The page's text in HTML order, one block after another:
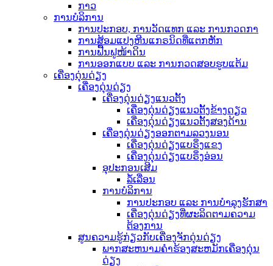
ກາວ
ການບໍລິການ
ການປະກອບ, ການວັດແທກ ແລະ ການກວດກາ
ການສ້ອມແປງຫີນແກຣນິດທີ່ແຕກຫັກ
ການຟື້ນຟູໜ້າດິນ
ການອອກແບບ ແລະ ການກວດສອບຮູບແຕ້ມ
ເຄື່ອງດຸ່ນດ່ຽງ
ເຄື່ອງດຸ່ນດ່ຽງ
ເຄື່ອງດຸ່ນດ່ຽງແນວຕັ້ງ
ເຄື່ອງດຸ່ນດ່ຽງແນວຕັ້ງຂ້າງດຽວ
ເຄື່ອງດຸ່ນດ່ຽງແນວຕັ້ງສອງດ້ານ
ເຄື່ອງດຸ່ນດ່ຽງອອກຕາມລວງນອນ
ເຄື່ອງດຸ່ນດ່ຽງແບຣິ່ງແຂງ
ເຄື່ອງດຸ່ນດ່ຽງແບຣິ່ງອ່ອນ
ອຸປະກອນເສີມ
ລໍ້ເລື່ອນ
ການບໍລິການ
ການປະກອບ ແລະ ການບຳລຸງຮັກສາ
ເຄື່ອງດຸ່ນດ່ຽງທີ່ຜະລິດຕາມຄວາມ
ຕ້ອງການ
ສູນຄວາມຮູ້ກ່ຽວກັບເຄື່ອງຈັກດຸ່ນດ່ຽງ
ພາກສະຫນາມຄໍາຮ້ອງສະຫມັກເຄື່ອງດຸ່ນ
ດ່ຽງ